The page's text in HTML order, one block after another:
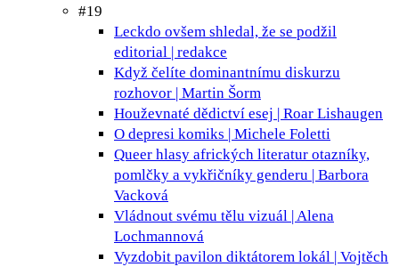
#19
Leckdo ovšem shledal, že se podžil
editorial | redakce
Když čelíte dominantnímu diskurzu
rozhovor | Martin Šorm
Houževnaté dědictví esej | Roar Lishaugen
O depresi komiks | Michele Foletti
Queer hlasy afrických literatur otazníky,
pomlčky a vykřičníky genderu | Barbora
Vacková
Vládnout svému tělu vizuál | Alena
Lochmannová
Vyzdobit pavilon diktátorem lokál | Vojtěch